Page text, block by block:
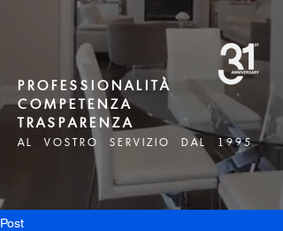
Post
P R O F E S S I O N A L I T À
C O M P E T E N Z A
T R A S P A R E N Z A
A L V O S T R O S E R V I Z I O D A L 1 9 9 5